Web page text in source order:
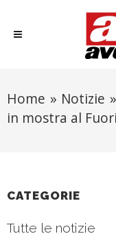
Home » Notizie »
in mostra al
CATEGORIE
Tutte le notizie